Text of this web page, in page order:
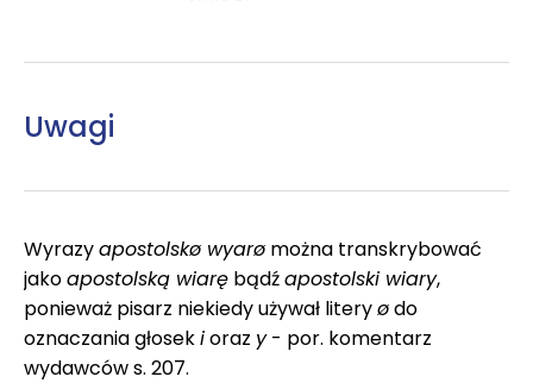
Uwagi
Wyrazyapostolskø wyarø można transkrybować
jakoapostolską wiarę bądźapostolski wiary,
ponieważ pisarz niekiedy używał literyødo
oznaczania głosekioraz y- por. komentarz
wydawców s. 207.